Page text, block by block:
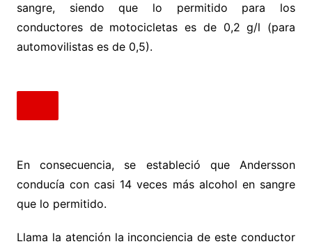
sangre, siendo que lo permitido para los
conductores de motocicletas es de 0,2 g/l (para
automovilistas es de 0,5).
En consecuencia, se estableció que Andersson
conducía con casi 14 veces más alcohol en sangre
que lo permitido.
Llama la atención la inconciencia de este conductor